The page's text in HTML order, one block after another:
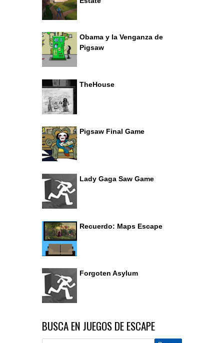
Obama y la Venganza de
Pigsaw
TheHouse
Pigsaw Final Game
Lady Gaga Saw Game
Recuerdo: Maps Escape
Forgoten Asylum
BUSCA EN JUEGOS DE ESCAPE